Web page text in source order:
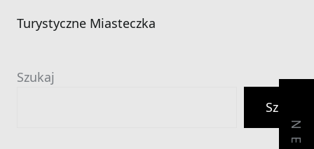
Turystyczne Miasteczka
Szukaj
Szukaj